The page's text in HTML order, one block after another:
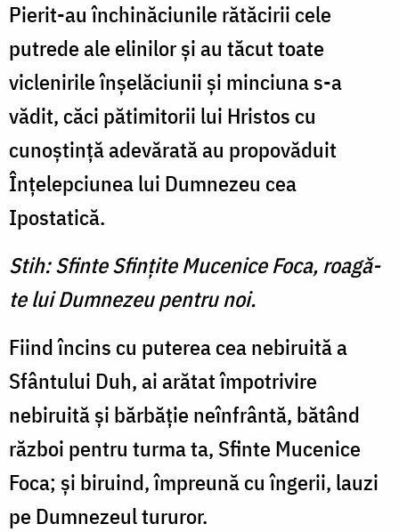
Pierit-au închinăciunile rătăcirii cele
putrede ale elinilor şi au tăcut toate
viclenirile înşelăciunii şi minciuna s-a
vădit, căci pătimitorii lui Hristos cu
cunoştinţă adevărată au propovăduit
Înţelepciunea lui Dumnezeu cea
Ipostatică.
Stih: Sfinte Sfinţite Mucenice Foca, roagă-
te lui Dumnezeu pentru noi.
Fiind încins cu puterea cea nebiruită a
Sfântului Duh, ai arătat împotrivire
nebiruită şi bărbăţie neînfrântă, bătând
război pentru turma ta, Sfinte Mucenice
Foca; şi biruind, împreună cu îngerii, lauzi
pe Dumnezeul tururor.